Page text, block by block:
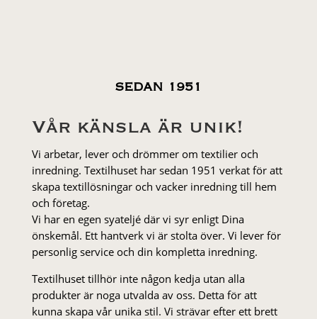
SEDAN 1951
Vår känsla är unik!
Vi arbetar, lever och drömmer om textilier och
inredning. Textilhuset har sedan 1951 verkat för att
skapa textillösningar och vacker inredning till hem
och företag.
Vi har en egen syateljé där vi syr enligt Dina
önskemål. Ett hantverk vi är stolta över. Vi lever för
personlig service och din kompletta inredning.
Textilhuset tillhör inte någon kedja utan alla
produkter är noga utvalda av oss. Detta för att
kunna skapa vår unika stil. Vi strä­var efter ett brett